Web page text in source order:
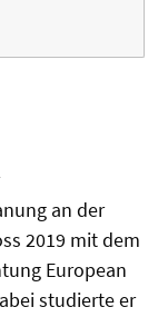
an der
2019 mit dem
European
studierte er